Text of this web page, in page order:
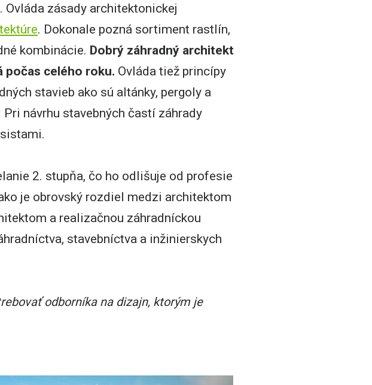
zásady architektonickej
. Dokonale pozná sortiment rastlín,
kombinácie. Dobrý záhradný architekt
počas celého roku. Ovláda tiež princípy
stavieb ako sú altánky, pergoly a
návrhu stavebných častí záhrady
2. stupňa, čo ho odlišuje od profesie
je obrovský rozdiel medzi architektom
a realizačnou záhradníckou
stavebníctva a inžinierskych
odborníka na dizajn, ktorým je